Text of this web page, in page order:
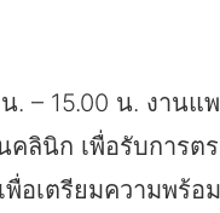
. – 15.00 น. งา
ลินิก เพื่อรับการ
อเตรียมความพ